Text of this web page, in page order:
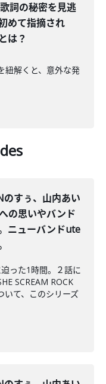
詞の秘密を見逃
めて指摘され
は？
紐解くと、意外な発
すぅ、山内あい
の思いやバンド
ニューバンドute
った1時間。２話に
SCREAM ROCK
いて、このシリーズ